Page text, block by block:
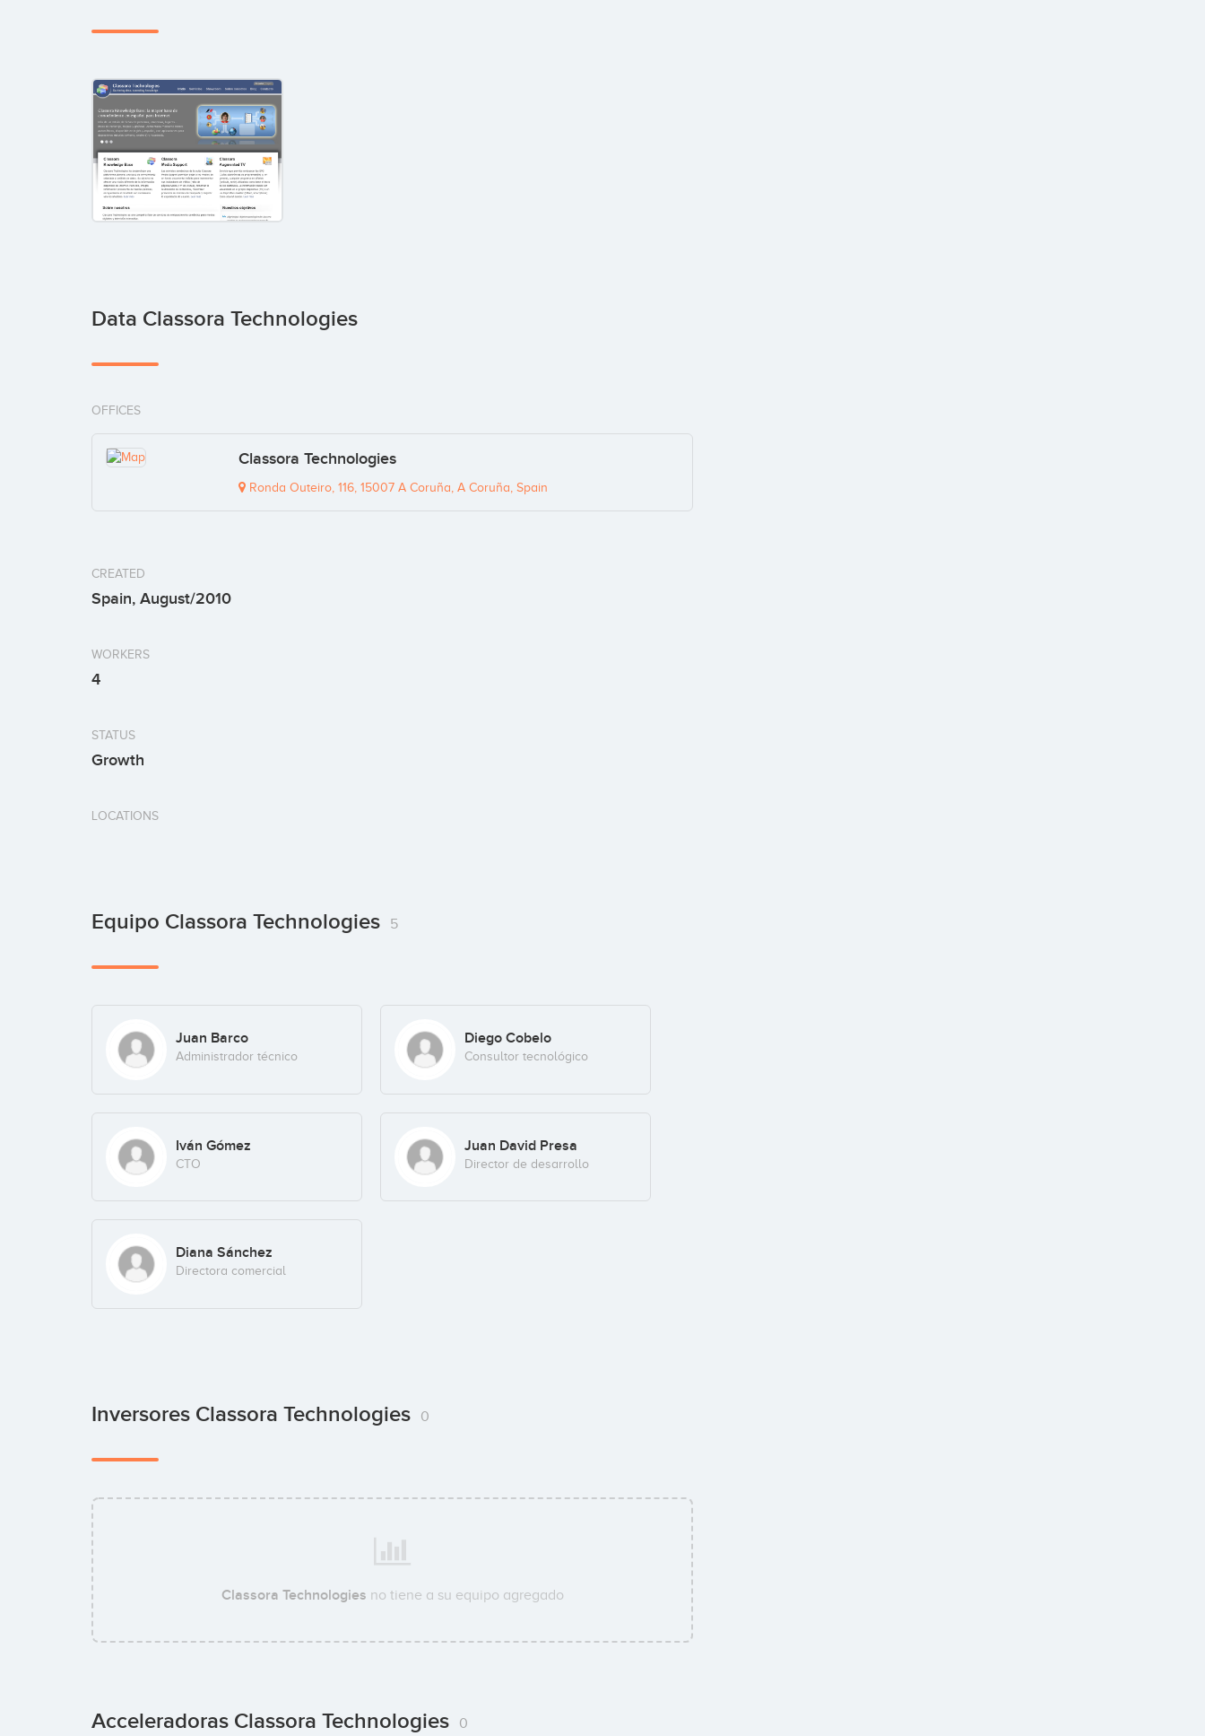
Data Classora Technologies
OFFICES
Classora Technologies
Ronda Outeiro, 116, 15007 A Coruña, A Coruña, Spain
CREATED
Spain, August/2010
WORKERS
4
STATUS
Growth
LOCATIONS
Equipo Classora Technologies 5
Juan Barco
Administrador técnico
Diego Cobelo
Consultor tecnológico
Iván Gómez
CTO
Juan David Presa
Director de desarrollo
Diana Sánchez
Directora comercial
Inversores Classora Technologies 0
Classora Technologies no tiene a su equipo agregado
Acceleradoras Classora Technologies 0